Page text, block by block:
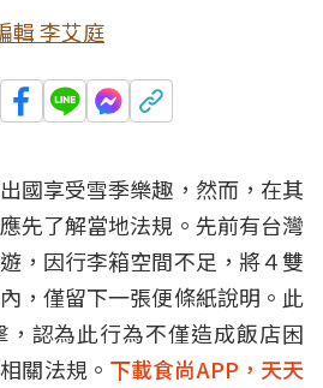
輯 李艾庭
國享受雪季樂趣，然而，在其
先了解當地法規。先前有台灣
，因行李箱空間不足，將４雙
，僅留下一張便條紙說明。此
認為此行為不僅造成飯店困
關法規。 下載食尚APP，天天